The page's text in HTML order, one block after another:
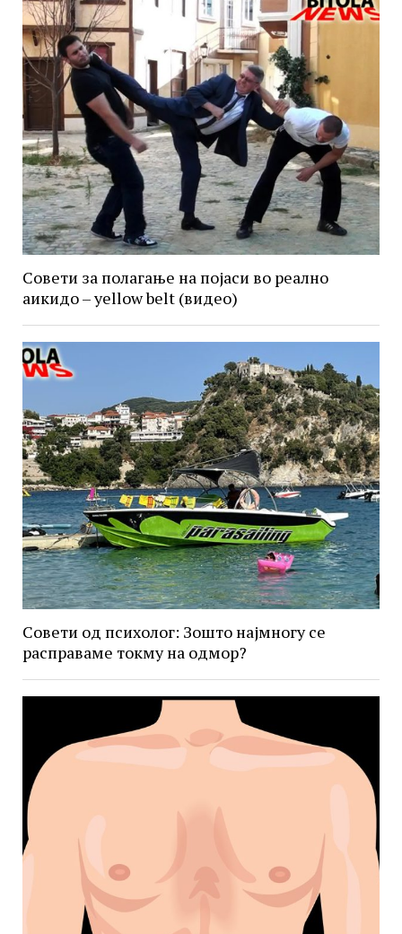
Совети за полагање на појаси во реално
аикидо – yellow belt (видео)
Совети од психолог: Зошто најмногу се
расправаме токму на одмор?